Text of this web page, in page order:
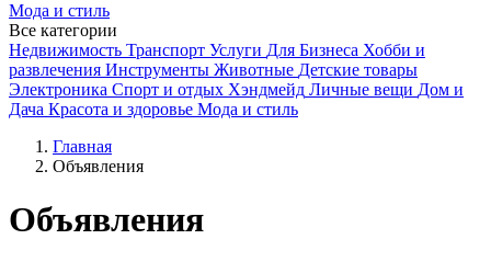
Мода и стиль
Все категории
Недвижимость Транспорт Услуги Для Бизнеса Хобби и
развлечения Инструменты Животные Детские товары
Электроника Спорт и отдых Хэндмейд Личные вещи Дом и
Дача Красота и здоровье Мода и стиль
Главная
Объявления
Объявления